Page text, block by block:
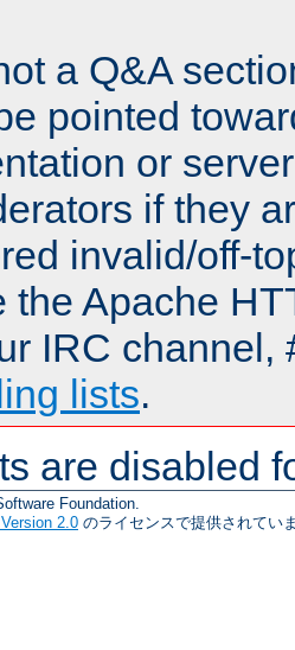
a Q&A
pointed
or
if they
invalid/off-
the Apache
IRC channel,
lists.
are disabled
Foundation.
2.0 のライセンスで提供されてい